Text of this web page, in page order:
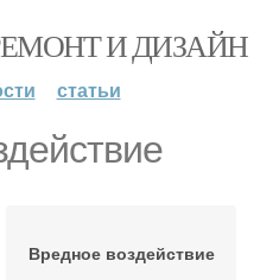
И ДИЗАЙН
статьи
Вредное воздействие